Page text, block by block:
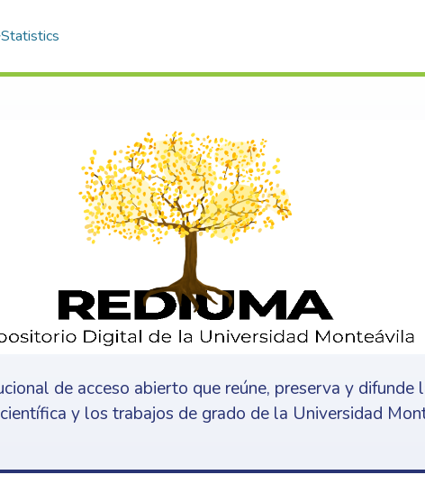
Statistics
de acceso abierto que reúne, preserva y difunde
y los trabajos de grado de la Universidad